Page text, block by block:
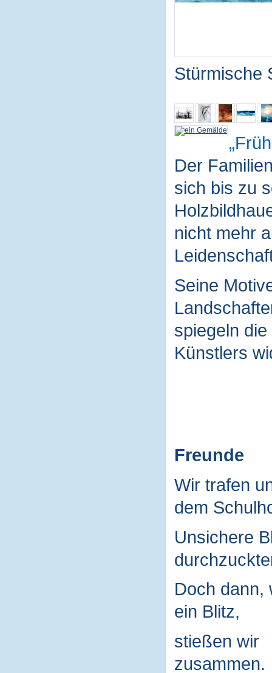
Stürmische
Der
sich bis zu
nicht mehr
Seine
spiegeln
Künstlers
Freunde
Wir trafen
dem
Unsichere
Doch dann,
ein Blitz,
stießen wir
zusammen.